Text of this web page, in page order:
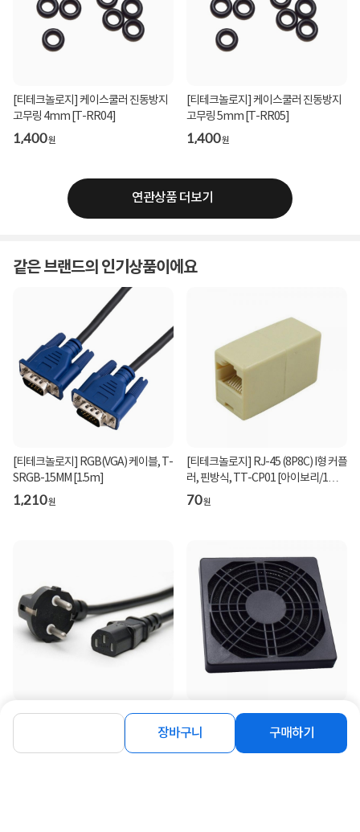
장바구니 구매하기
[티테크놀로지] 케이스쿨러 진동방지
고무링 4mm [T-RR04]
1,400원
[티테크놀로지] 케이스쿨러 진동방지
고무링 5mm [T-RR05]
1,400원
연관상품 더보기
같은 브랜드의 인기상품이에요
[티테크놀로지] RGB(VGA) 케이블, T-
SRGB-15MM [1.5m]
1,210원
[티테크놀로지] RJ-45 (8P8C) I형 커플
러, 핀방식, TT-CP01 [아이보리/1개]
[벌크]
70원
[티테크놀로지] 국산 ㅡ자형 전원 파워
크/1.5m]
2,150원
[티테크놀로지] 80mm 스펀지 먼지
팬필터 [T-DFF80]
470원